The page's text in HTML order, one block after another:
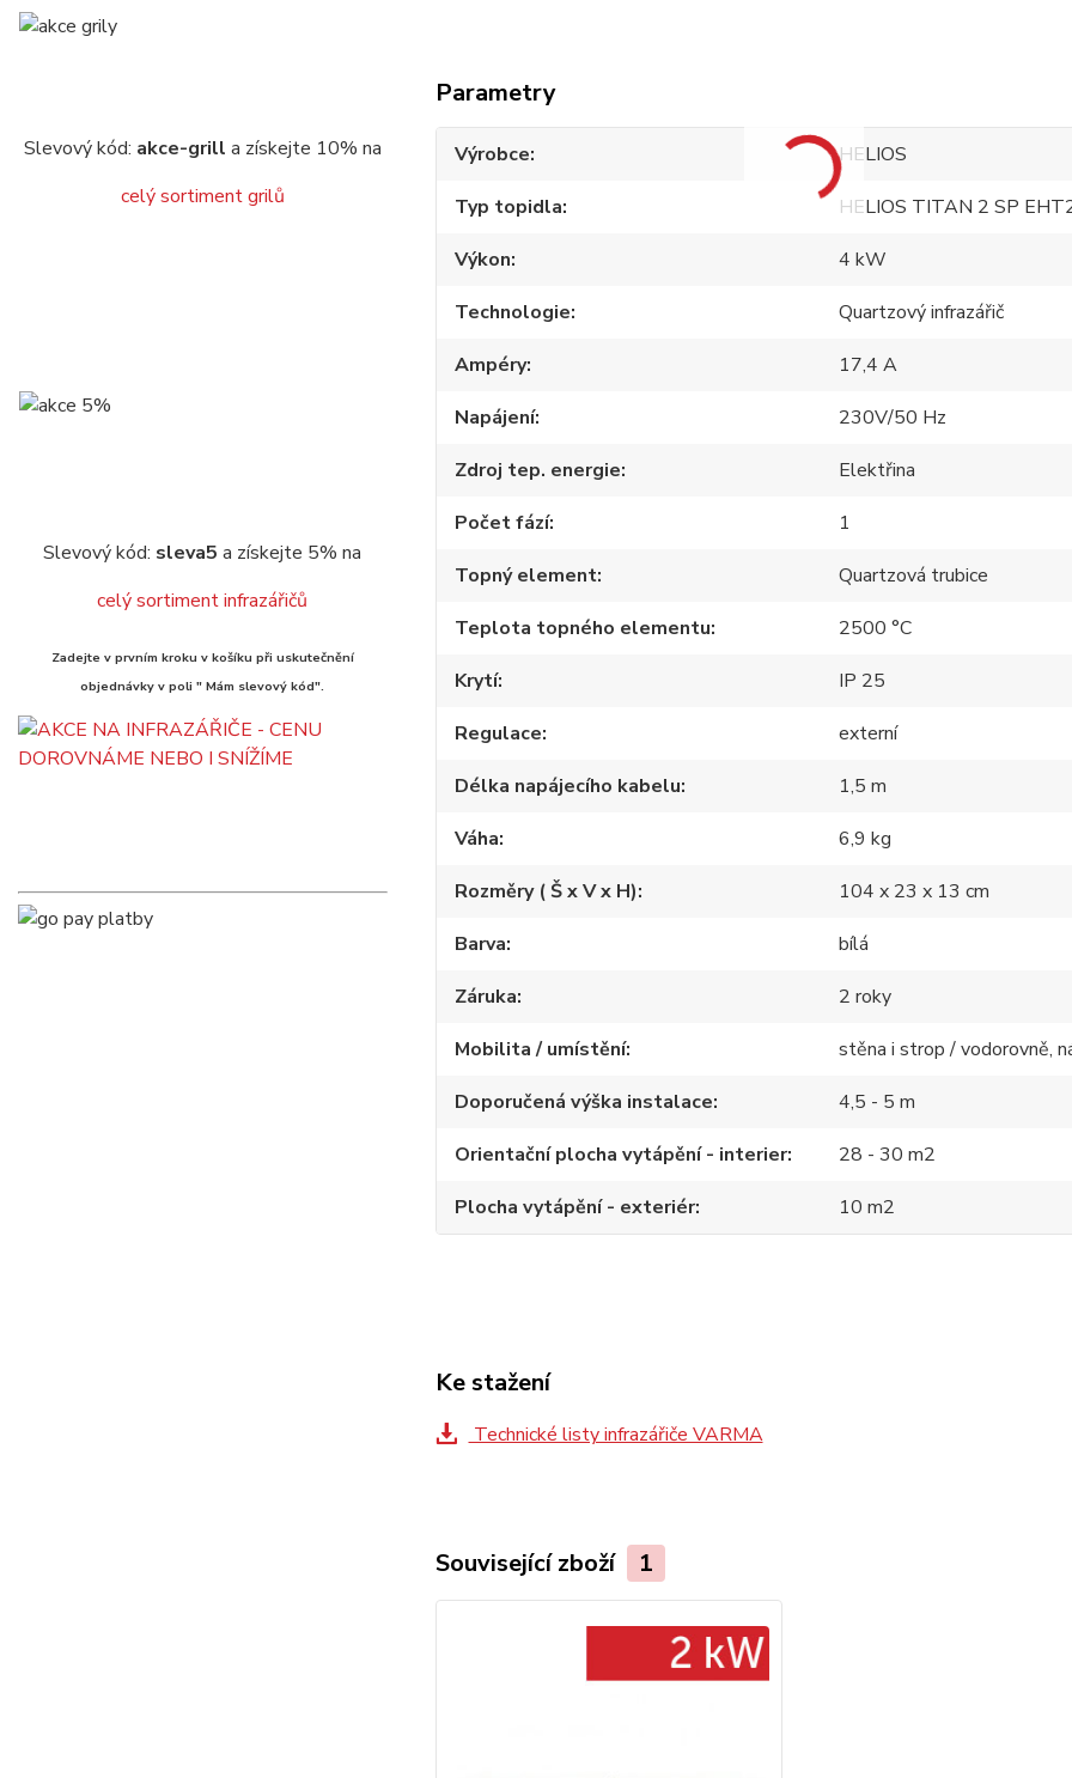
Slevový kód: akce-grill a získejte 10% na
celý sortiment grilů
Slevový kód: sleva5 a získejte 5% na
celý sortiment infrazářičů
Zadejte v prvním kroku v košíku při uskutečnění
objednávky v poli " Mám slevový kód".
Parametry
Výrobce
HELIOS
Typ topidla
HELIOS TITAN 2 SP
Výkon
4 kW
Technologie
Quartzový infrazářič
Ampéry
17,4 A
Napájení
230V/50 Hz
Zdroj tep. energie
Elektřina
Počet fází
1
Topný element
Quartzová trubice
Teplota topného elementu
2500 °C
Krytí
IP 25
Regulace
externí
Délka napájecího kabelu
1,5 m
Váha
6,9 kg
Rozměry ( Š x V x H)
104 x 23 x 13 cm
Barva
bílá
Záruka
2 roky
Mobilita / umístění
stěna i strop / vodorovně,
Doporučená výška instalace
4,5 - 5 m
Orientační plocha vytápění - interier
28 - 30 m2
Plocha vytápění - exteriér
10 m2
Ke stažení
Technické listy infrazářiče VARMA
Související zboží 1